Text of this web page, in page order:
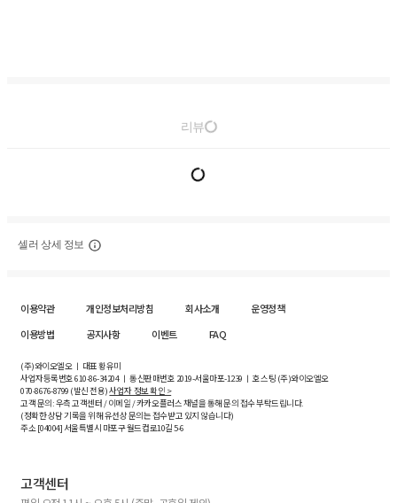
리뷰
셀러 상세 정보
이용약관 개인정보처리방침 회사소개
운영정책
이용방법
공지사항 이벤트 FAQ
(주)와이오엘오 ㅣ 대표 황유미
사업자등록번호610-86-34204ㅣ 통신판매번호 2019-서울마포-1239 ㅣ 호스팅 (주)와이오엘오
070-8676-8799 (발신 전용)사업자 정보 확인 >
고객 문의: 우측 고객센터 / 이메일 / 카카오플러스 채널을 통해 문의 접수 부탁드립니다.
(정확한 상담 기록을 위해 유선상 문의는 접수받고 있지 않습니다)
주소 [04004] 서울특별시 마포구 월드컵로10길5-6
고객센터